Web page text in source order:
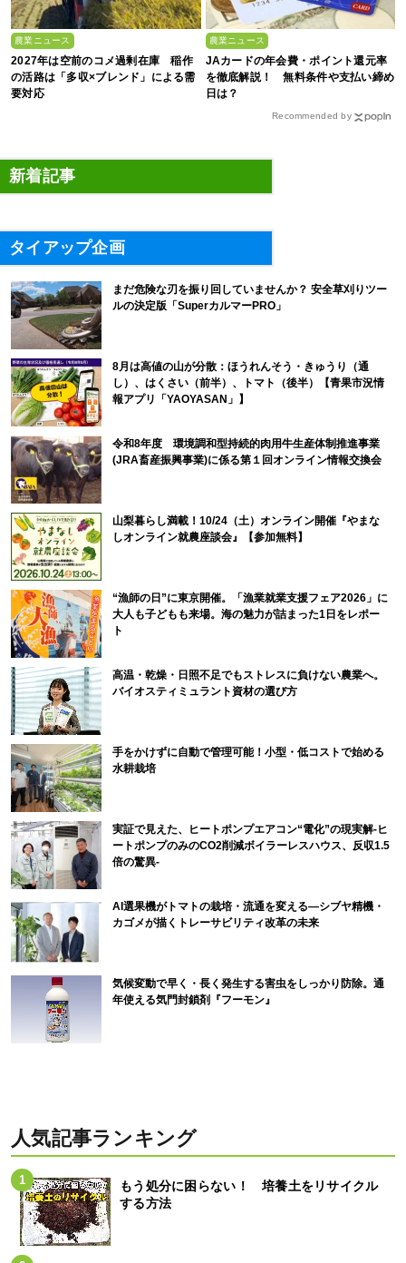
農業ニュース
2027年は空前のコメ過剰在庫 稲作
の活路は「多収×ブレンド」による需
要対応
農業ニュース
JAカードの年会費・ポイント還元率
を徹底解説！ 無料条件や支払い締め
日は？
Recommended by
新着記事
タイアップ企画
まだ危険な刃を振り回していませんか？ 安全草刈りツー
ルの決定版「SuperカルマーPRO」
8月は高値の山が分散：ほうれんそう・きゅうり（通
し）、はくさい（前半）、トマト（後半）【青果市況情
報アプリ「YAOYASAN」】
令和8年度 環境調和型持続的肉用牛生産体制推進事業
(JRA畜産振興事業)に係る第１回オンライン情報交換会
山梨暮らし満載！10/24（土）オンライン開催『やまな
しオンライン就農座談会』【参加無料】
“漁師の日”に東京開催。「漁業就業支援フェア2026」に
大人も子どもも来場。海の魅力が詰まった1日をレポー
ト
高温・乾燥・日照不足でもストレスに負けない農業へ。
バイオスティミュラント資材の選び方
手をかけずに自動で管理可能！小型・低コストで始める
水耕栽培
実証で見えた、ヒートポンプエアコン“電化”の現実解-ヒ
ートポンプのみのCO2削減ボイラーレスハウス、反収1.5
倍の驚異-
AI選果機がトマトの栽培・流通を変える―シブヤ精機・
カゴメが描くトレーサビリティ改革の未来
気候変動で早く・長く発生する害虫をしっかり防除。通
年使える気門封鎖剤『フーモン』
人気記事ランキング
もう処分に困らない！ 培養土をリサイクル
する方法